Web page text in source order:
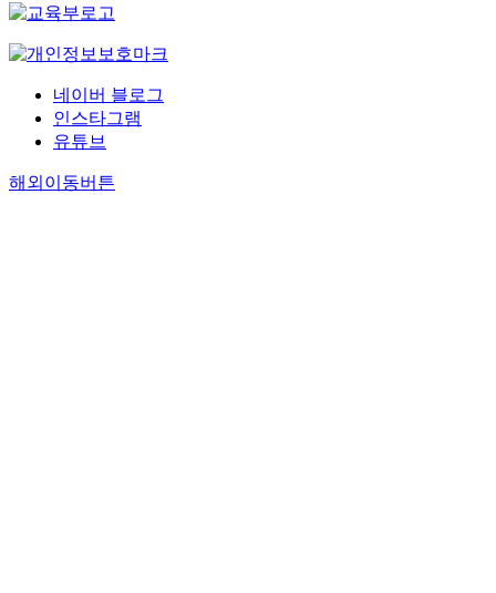
네이버 블로그
인스타그램
유튜브
해외이동버튼